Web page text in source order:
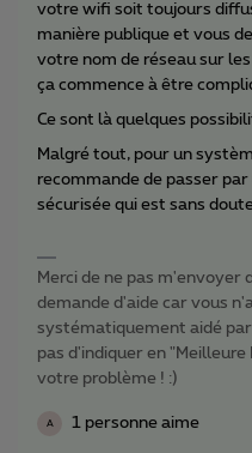
votre wifi soit toujours
manière publique et vous
votre nom de réseau sur
ça commence à être
Ce sont là quelques
Malgré tout, pour un
recommande de passer
sécurisée qui est sans
Merci de ne pas m'envoyer
demande d'aide car vous
systématiquement aidé
pas d'indiquer en
votre problème ! :)
A 1 personne aime